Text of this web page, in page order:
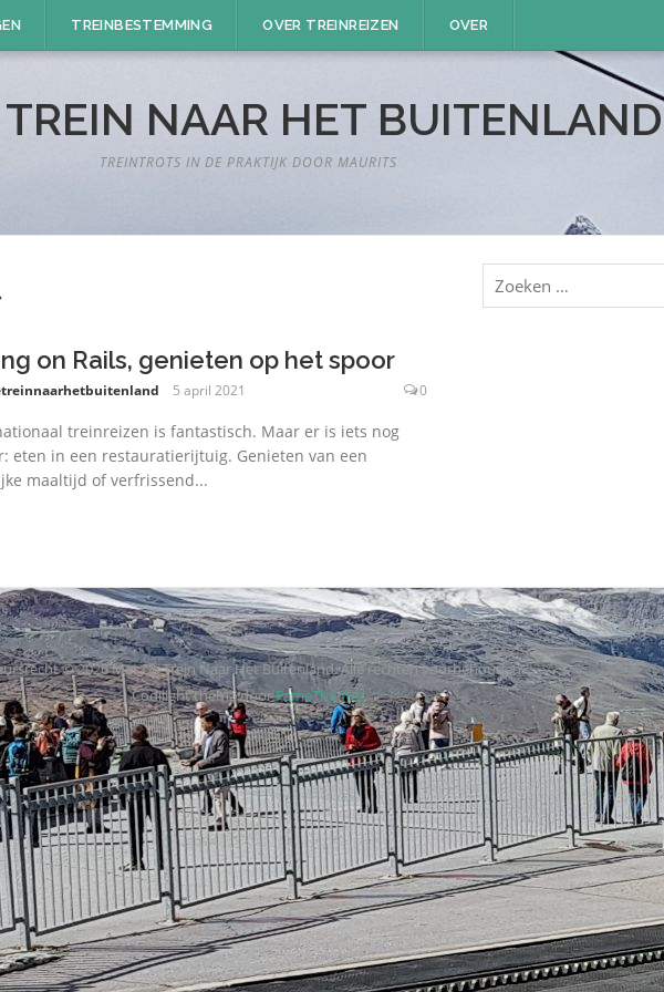
TREINBESTEMMING OVER TREINREIZEN OVER
NAAR HET BUITENLAND
TREINTROTS IN DE PRAKTIJK DOOR MAURITS
on Rails, genieten op het spoor
5 april 2021 0
treinreizen is fantastisch. Maar er is iets nog
eten in een restauratierijtuig. Genieten van een
maaltijd of verfrissend...
Zoeken
naar:
© 2026 Met De Trein Naar Het Buitenland. Alle rechten voorbehouden.
Codilight thema doorFameThemes